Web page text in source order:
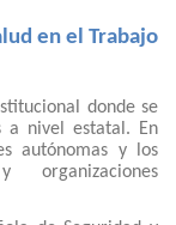
en el Trabajo
donde se
a nivel estatal. En
autónomas y los
organizaciones